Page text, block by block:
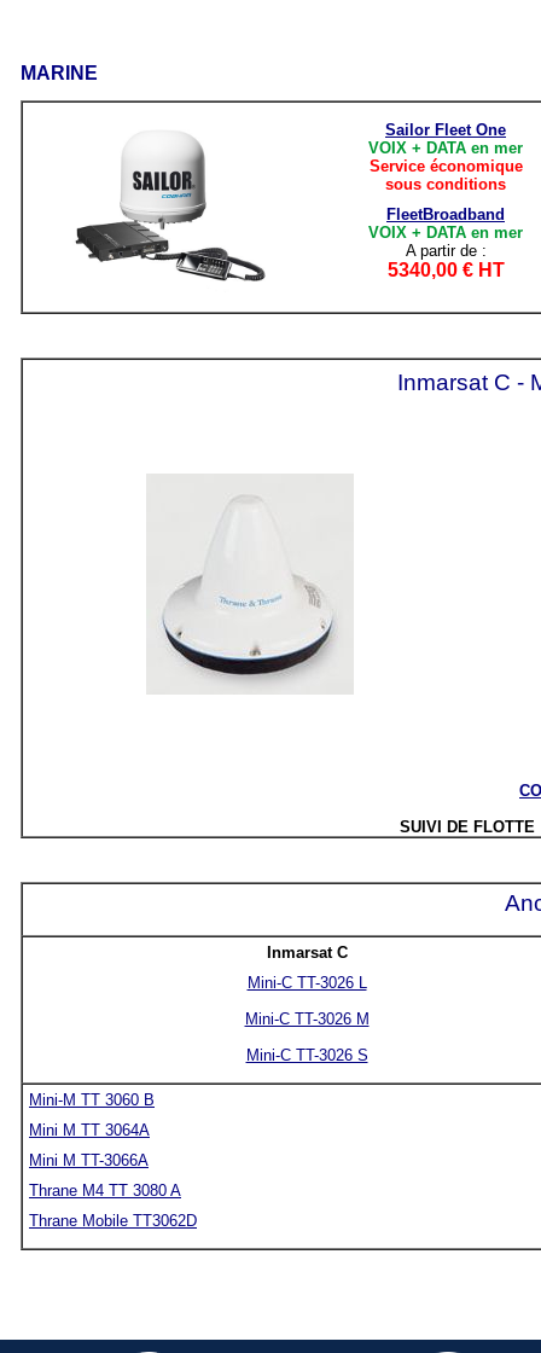
MARINE
Sailor Fleet One
VOIX + DATA en mer
Service économique
sous conditions
FleetBroadband
VOIX + DATA en mer
A partir de :
5340,00 € HT
Inmarsat C -
SUIVI DE
Inmarsat C
Mini-C TT-3026 L
Mini-C TT-3026 M
Mini-C TT-3026 S
Mini-M TT 3060 B
Mini M TT 3064A
Mini M TT-3066A
Thrane M4 TT 3080 A
Thrane Mobile TT3062D